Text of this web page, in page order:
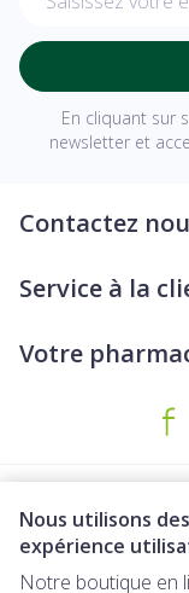
Nous utilisons
expérience
Notre boutique en
En cliquant sur
newsletter et
Contactez
Service à la
Votre